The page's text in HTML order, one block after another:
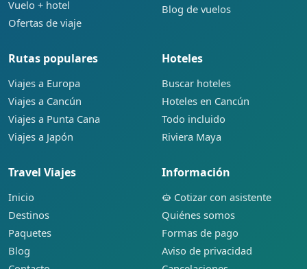
Vuelo + hotel
Ofertas de viaje
Blog de vuelos
Rutas populares
Viajes a Europa
Viajes a Cancún
Viajes a Punta Cana
Viajes a Japón
Hoteles
Buscar hoteles
Hoteles en Cancún
Todo incluido
Riviera Maya
Travel Viajes
Inicio
Destinos
Paquetes
Blog
Información
Cotizar con asistente
Quiénes somos
Formas de pago
Aviso de privacidad